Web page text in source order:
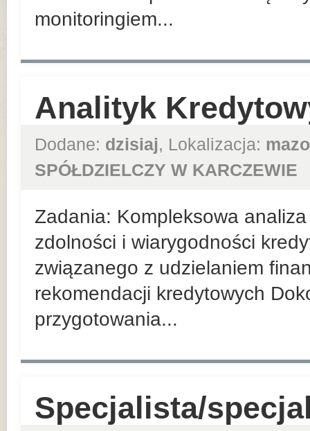
monitoringiem...
Analityk
Dodane: dzisiaj, Lokalizacja:
SPÓŁDZIELCZY W KARCZEWIE
Zadania: Kompleksowa
zdolności i wiarygodności
związanego z udzielaniem
rekomendacji kredytowych
przygotowania...
Specjalista/